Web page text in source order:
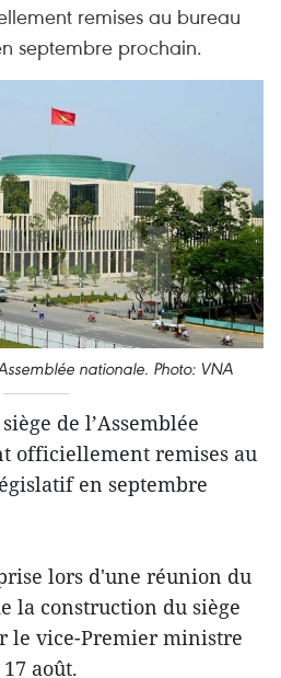
remises au bureau
septembre prochain.
nationale. Photo: VNA
de l’Assemblée
officiellement remises au
en septembre
lors d'une réunion du
la construction du siège
le vice-Premier ministre
août.